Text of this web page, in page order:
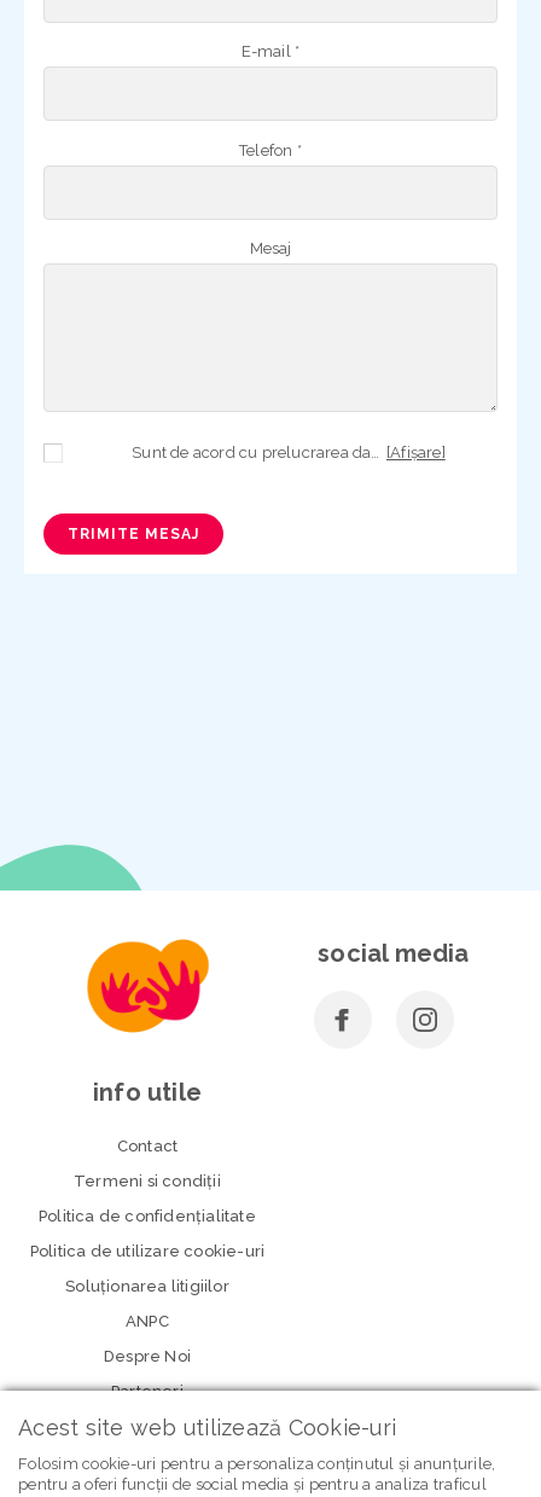
E-mail *
Telefon *
Mesaj
[Afișare]
TRIMITE MESAJ
social media
info utile
Contact
Termeni si condiţii
Politica de confidenţialitate
Politica de utilizare cookie-uri
Soluționarea litigiilor
ANPC
Despre Noi
Parteneri
Acest site web utilizează Cookie-uri
Folosim cookie-uri pentru a personaliza conținutul și anunțurile,
pentru a oferi funcții de social media și pentru a analiza traficul